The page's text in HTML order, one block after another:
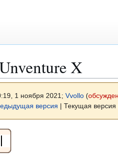
X
1 ноября 2021; Vvollo (
версия | Текущая